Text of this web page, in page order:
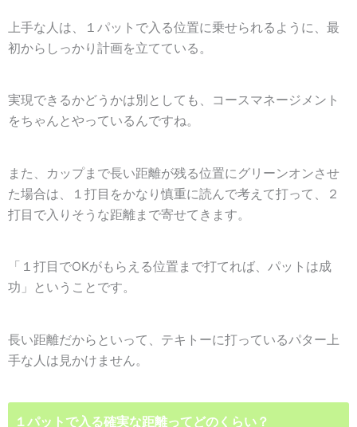
上手な人は、１パットで入る位置に乗せられるように、最
初からしっかり計画を立てている。
実現できるかどうかは別としても、コースマネージメント
をちゃんとやっているんですね。
また、カップまで長い距離が残る位置にグリーンオンさせ
た場合は、
１打目をかなり慎重に読んで考えて打って、２
打目で入りそうな距離まで寄せてきます。
「 １打目でOKがもらえる位置まで打てれば、パットは成
功 」ということです。
長い距離だからといって、テキトーに打っているパター上
手な人は見かけません。
１パットで入る確実な距離ってどのくらい？